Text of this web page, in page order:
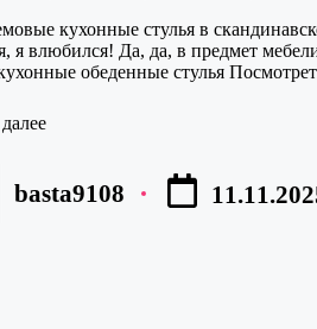
кухонные стулья в
я влюбился! Да, да, в предмет
обеденные стулья
basta9108